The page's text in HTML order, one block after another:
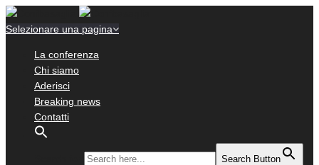
Selezionare una pagina
La conferenza
Chi siamo
Aderisci
Breaking news
Contatti
Search Button